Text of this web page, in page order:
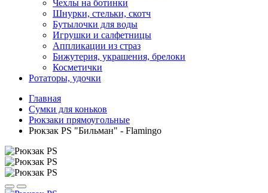
Чехлы на ботинки
Шнурки, стельки, скотч
Бутылочки для воды
Игрушки и салфетницы
Аппликации из страз
Бижутерия, украшения, брелоки
Косметички
Ротаторы, удочки
Главная
Сумки для коньков
Рюкзаки прямоугольные
Рюкзак PS "Бильман" - Flamingo